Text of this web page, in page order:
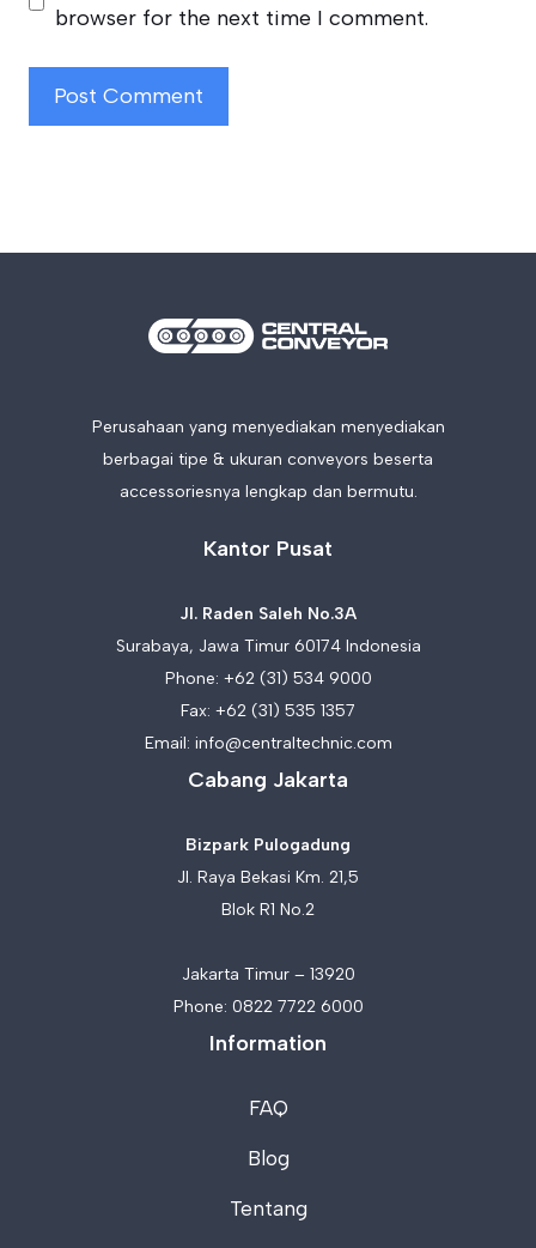
browser for the next time I comment.
Perusahaan yang menyediakan menyediakan
berbagai tipe & ukuran conveyors beserta
accessoriesnya lengkap dan bermutu.
Kantor Pusat
Jl. Raden Saleh No.3A
Surabaya, Jawa Timur 60174 Indonesia
Phone: +62 (31) 534 9000
Fax: +62 (31) 535 1357
Email: info@centraltechnic.com
Cabang Jakarta
Bizpark Pulogadung
Jl. Raya Bekasi Km. 21,5
Blok R1 No.2
Jakarta Timur – 13920
Phone: 0822 7722 6000
Information
FAQ
Blog
Tentang